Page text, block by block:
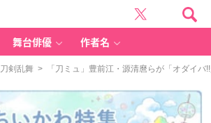
舞台俳優 作者名
刀剣乱舞 > 「刀ミュ」豊前江・源清麿らが「オダイバ